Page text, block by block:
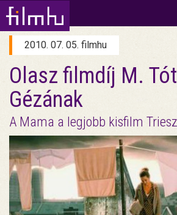
2010. 07. 05. filmhu
Olasz filmdíj M.
Gézának
A Mama a legjobb kisfilm